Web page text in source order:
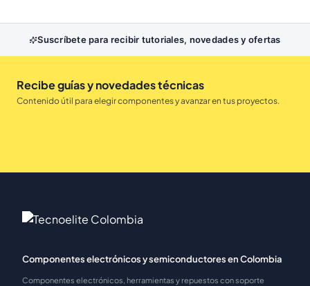
Suscríbete para recibir tutoriales, novedades y ofertas
Recibe guías y novedades técnicas
Contenido útil para elegir componentes y avanzar en tus proyectos.
Componentes electrónicos y semiconductores en Colombia
Componentes electrónicos, herramientas y repuestos con soporte